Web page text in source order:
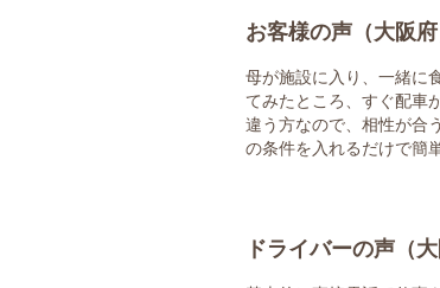
お客様の声（大阪府
母が施設に入り、一緒に
てみたところ、すぐ配車
違う方なので、相性が合
の条件を入れるだけで簡
ドライバーの声（大